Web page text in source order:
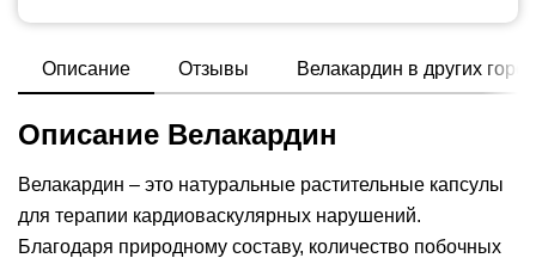
Описание Отзывы Велакардин в других
Описание Велакардин
Велакардин – это натуральные растительные капсулы
для терапии кардиоваскулярных нарушений.
Благодаря природному составу, количество побочных